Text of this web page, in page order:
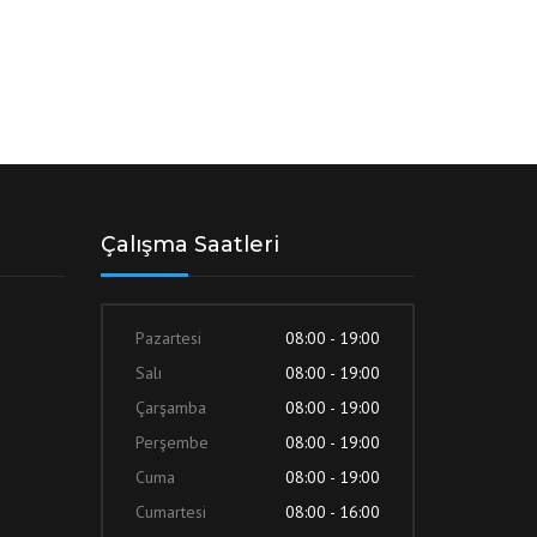
Çalışma Saatleri
Pazartesi
08:00 - 19:00
Salı
08:00 - 19:00
Çarşamba
08:00 - 19:00
Perşembe
08:00 - 19:00
Cuma
08:00 - 19:00
Cumartesi
08:00 - 16:00